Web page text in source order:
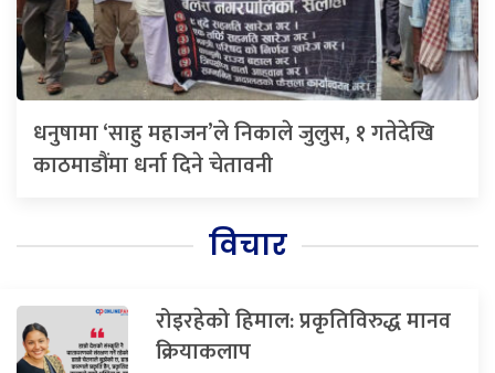
धनुषामा ‘साहु महाजन’ले निकाले जुलुस, १ गतेदेखि
काठमाडौंमा धर्ना दिने चेतावनी
विचार
रोइरहेको हिमाल: प्रकृतिविरुद्ध मानव
क्रियाकलाप